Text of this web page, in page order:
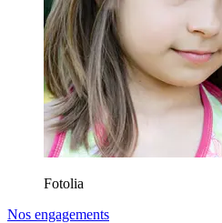
Fotolia
Nos engagements